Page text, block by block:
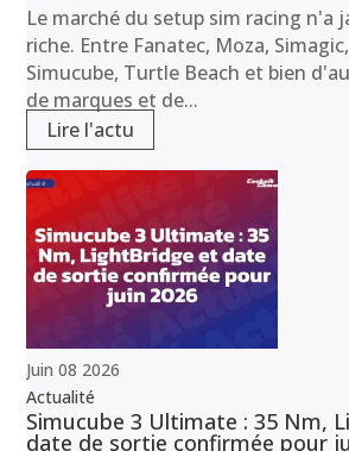
Le marché du setup sim racing n'a
riche. Entre Fanatec, Moza,
Simucube, Turtle Beach et bien
de marques et de...
Lire l'actu
Juin 08 2026
Actualité
Simucube 3 Ultimate : 35 Nm,
date de sortie confirmée pour